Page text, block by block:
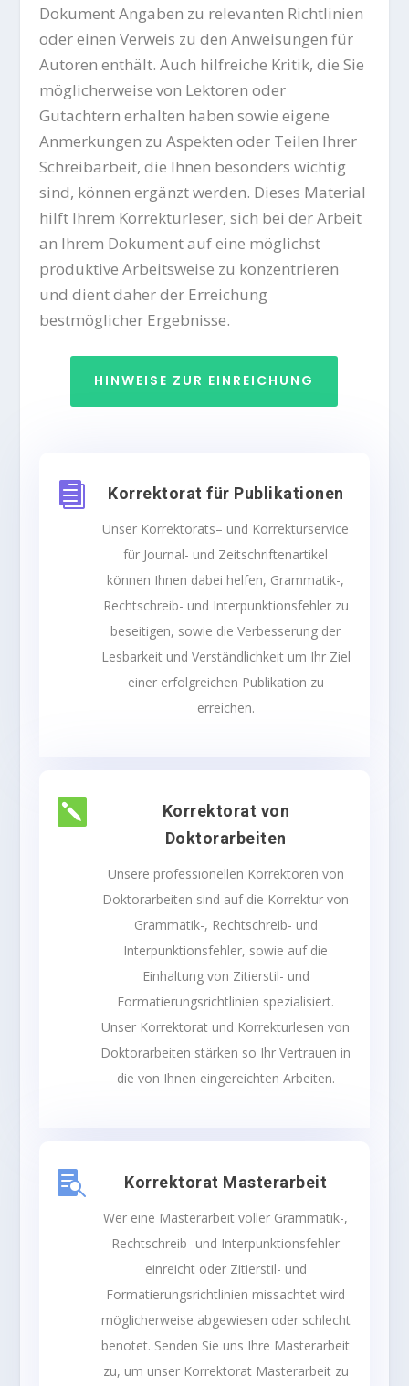
Dokument Angaben zu relevanten Richtlinien
oder einen Verweis zu den Anweisungen für
Autoren enthält. Auch hilfreiche Kritik, die Sie
möglicherweise von Lektoren oder
Gutachtern erhalten haben sowie eigene
Anmerkungen zu Aspekten oder Teilen Ihrer
Schreibarbeit, die Ihnen besonders wichtig
sind, können ergänzt werden. Dieses Material
hilft Ihrem Korrekturleser, sich bei der Arbeit
an Ihrem Dokument auf eine möglichst
produktive Arbeitsweise zu konzentrieren
und dient daher der Erreichung
bestmöglicher Ergebnisse.
HINWEISE ZUR EINREICHUNG
 Korrektorat für Publikationen
Unser Korrektorats– und Korrekturservice
für Journal- und Zeitschriftenartikel
können Ihnen dabei helfen, Grammatik-,
Rechtschreib- und Interpunktionsfehler zu
beseitigen, sowie die Verbesserung der
Lesbarkeit und Verständlichkeit um Ihr Ziel
einer erfolgreichen Publikation zu
erreichen.

Korrektorat von
Doktorarbeiten
Unsere professionellen Korrektoren von
Doktorarbeiten sind auf die Korrektur von
Grammatik-, Rechtschreib- und
Interpunktionsfehler, sowie auf die
Einhaltung von Zitierstil- und
Formatierungsrichtlinien spezialisiert.
Unser Korrektorat und Korrekturlesen von
Doktorarbeiten stärken so Ihr Vertrauen in
die von Ihnen eingereichten Arbeiten.
 Korrektorat Masterarbeit
Wer eine Masterarbeit voller Grammatik-,
Rechtschreib- und Interpunktionsfehler
einreicht oder Zitierstil- und
Formatierungsrichtlinien missachtet wird
möglicherweise abgewiesen oder schlecht
benotet. Senden Sie uns Ihre Masterarbeit
zu, um unser Korrektorat Masterarbeit zu